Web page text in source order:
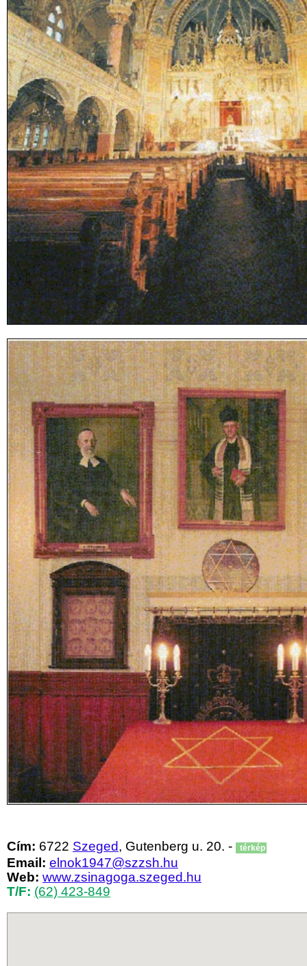
Cím: 6722 Szeged, Gutenberg u. 20. - térkép
Email: elnok1947@szzsh.hu
Web: www.zsinagoga.szeged.hu
T/F: (62) 423-849